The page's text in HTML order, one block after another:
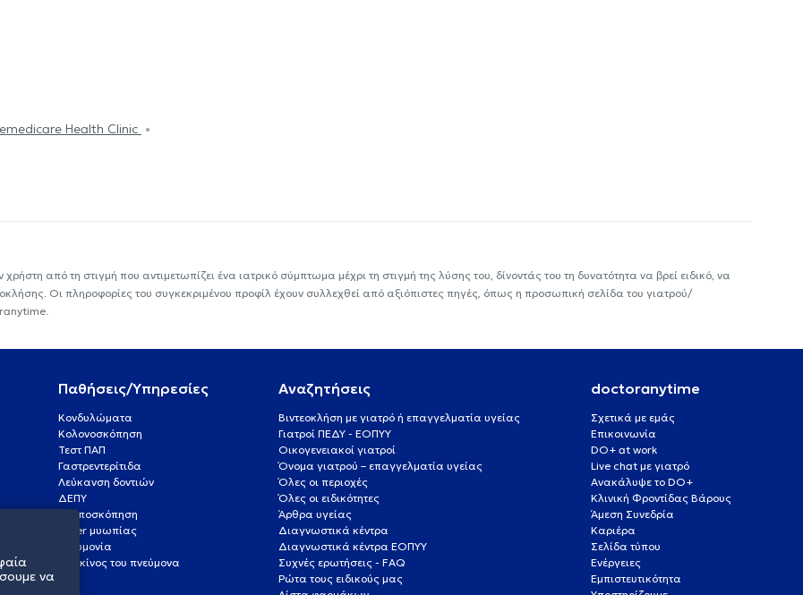
Health Clinic
από τη στιγμή που αντιμετωπίζει ένα ιατρικό σύμπτωμα μέχρι τη στιγμή της λύσης του, δίνοντάς του τη δυνατότητα να βρεί ειδικό, να
Οι πληροφορίες του συγκεκριμένου προφίλ έχουν συλλεχθεί από αξιόπιστες πηγές, όπως η προσωπική σελίδα του γιατρού/
Παθήσεις/Υπηρεσίες
Κονδυλώματα
Κολονοσκόπηση
Τεστ ΠΑΠ
Γαστρεντερίτιδα
Λεύκανση δοντιών
ΔΕΠΥ
Κολποσκόπηση
Laser μυωπίας
Πνευμονία
Καρκίνος του πνεύμονα
Αναζητήσεις
Βιντεοκλήση με γιατρό ή επαγγελματία υγείας
Γιατροί ΠΕΔΥ - ΕΟΠΥΥ
Οικογενειακοί γιατροί
Όνομα γιατρού – επαγγελματία υγείας
Όλες οι περιοχές
Όλες οι ειδικότητες
Άρθρα υγείας
Διαγνωστικά κέντρα
Διαγνωστικά κέντρα ΕΟΠΥΥ
Συχνές ερωτήσεις - FAQ
Ρώτα τους ειδικούς μας
doctoranytime
Σχετικά με εμάς
Επικοινωνία
DO+ at work
Live chat με γιατρό
Ανακάλυψε το DO+
Κλινική Φροντίδας Βάρους
Άμεση Συνεδρία
Καριέρα
Σελίδα τύπου
Ενέργειες
Εμπιστευτικότητα
να